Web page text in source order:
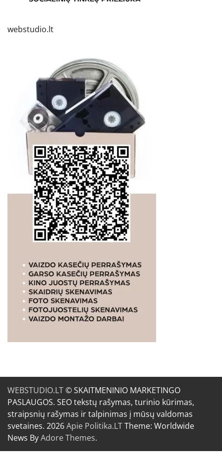
webstudio.lt
WEBSTUDIO.LT© SKAITMENINIO MARKETINGO
PASLAUGOS. SEO tekstų rašymas, turinio kūrimas,
straipsnių rašymas ir talpinimas į mūsų valdomas
svetaines. 2026Apie Politika.LTTheme: Worldwide
News ByAdore Themes.